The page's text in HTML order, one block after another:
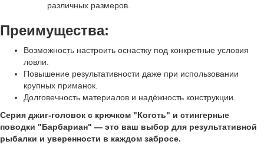
различных размеров.
Преимущества:
Возможность настроить оснастку под конкретные условия
ловли.
Повышение результативности даже при использовании
крупных приманок.
Долговечность материалов и надёжность конструкции.
Серия джиг-головок с крючком "Коготь" и стингерные
поводки "Барбариан" — это ваш выбор для результативной
рыбалки и уверенности в каждом забросе.